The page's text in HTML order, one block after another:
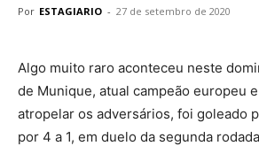
Por ESTAGIARIO - 27 de setembro de 2020
Algo muito raro aconteceu neste
de Munique, atual campeão europeu
atropelar os adversários, foi goleado
por 4 a 1, em duelo da segunda